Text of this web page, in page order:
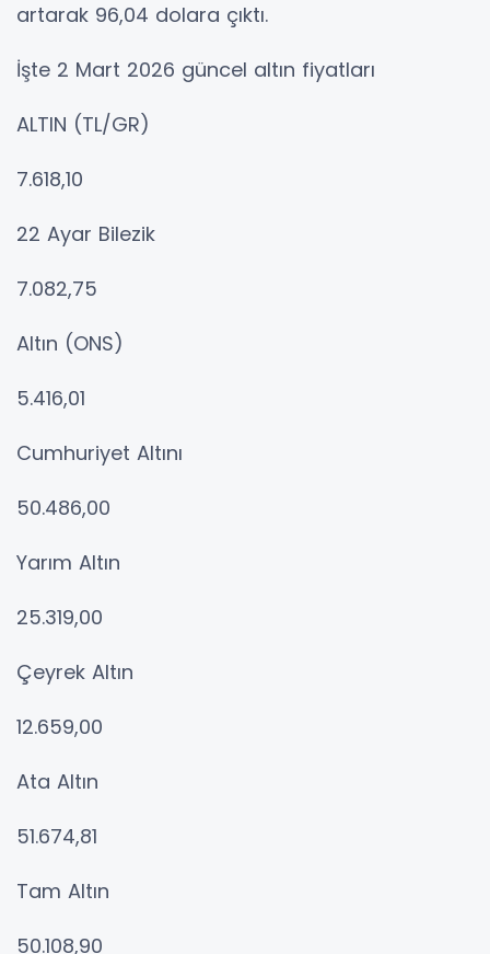
artarak 96,04 dolara çıktı.
İşte 2 Mart 2026 güncel altın fiyatları
ALTIN (TL/GR)
7.618,10
22 Ayar Bilezik
7.082,75
Altın (ONS)
5.416,01
Cumhuriyet Altını
50.486,00
Yarım Altın
25.319,00
Çeyrek Altın
12.659,00
Ata Altın
51.674,81
Tam Altın
50.108,90